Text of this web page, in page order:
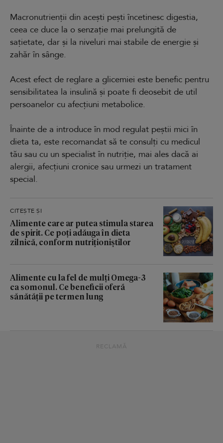
Macronutrienții din acești pești încetinesc digestia,
ceea ce duce la o senzație mai prelungită de
sațietate, dar și la niveluri mai stabile de energie și
zahăr în sânge.
Acest efect de reglare a glicemiei este benefic pentru
sensibilitatea la insulină și poate fi deosebit de util
persoanelor cu afecțiuni metabolice.
Înainte de a introduce în mod regulat peștii mici în
dieta ta, este recomandat să te consulți cu medicul
tău sau cu un specialist în nutriție, mai ales dacă ai
alergii, afecțiuni cronice sau urmezi un tratament
special.
CITEȘTE ȘI
Alimente care ar putea stimula starea
de spirit. Ce poți adăuga în dieta
zilnică, conform nutriționiștilor
Alimente cu la fel de mulți Omega-3
ca somonul. Ce beneficii oferă
sănătății pe termen lung
RECLAMĂ